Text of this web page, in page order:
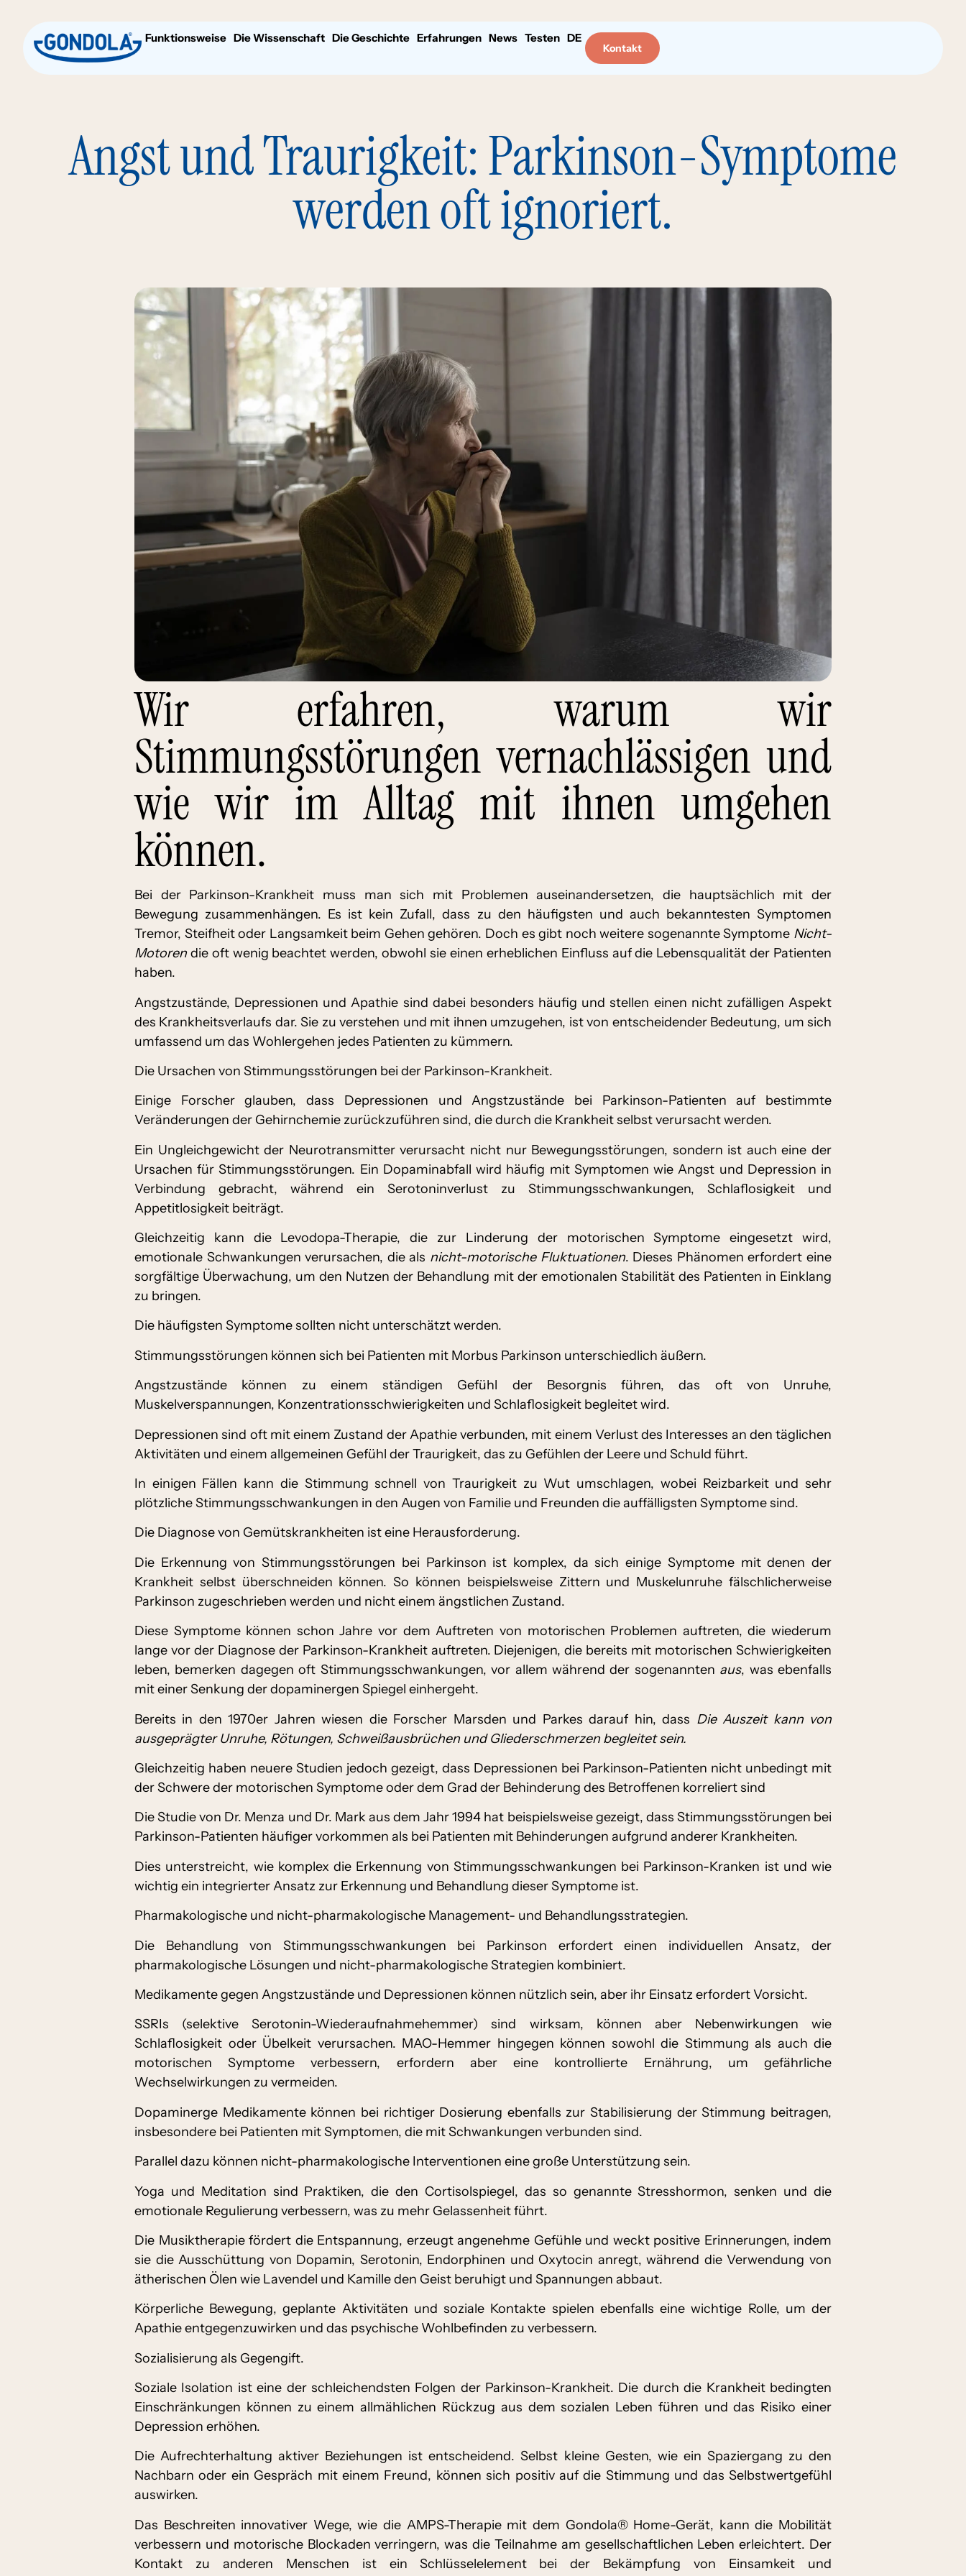
Funktionsweise Die Wissenschaft Die Geschichte Erfahrungen News Testen DE
Kontakt
Angst und Traurigkeit: Parkinson-Symptome
werden oft ignoriert.
Wir erfahren, warum wir
Stimmungsstörungen vernachlässigen und
wie wir im Alltag mit ihnen umgehen
können.
Bei der Parkinson-Krankheit muss man sich mit Problemen auseinandersetzen, die hauptsächlich mit der
Bewegung zusammenhängen. Es ist kein Zufall, dass zu den häufigsten und auch bekanntesten Symptomen
Tremor, Steifheit oder Langsamkeit beim Gehen gehören. Doch es gibt noch weitere sogenannte Symptome Nicht-
Motorendie oft wenig beachtet werden, obwohl sie einen erheblichen Einfluss auf die Lebensqualität der Patienten
haben.
Angstzustände, Depressionen und Apathie sind dabei besonders häufig und stellen einen nicht zufälligen Aspekt
des Krankheitsverlaufs dar. Sie zu verstehen und mit ihnen umzugehen, ist von entscheidender Bedeutung, um sich
umfassend um das Wohlergehen jedes Patienten zu kümmern.
Die Ursachen von Stimmungsstörungen bei der Parkinson-Krankheit.
Einige Forscher glauben, dass Depressionen und Angstzustände bei Parkinson-Patienten auf bestimmte
Veränderungen der Gehirnchemie zurückzuführen sind, die durch die Krankheit selbst verursacht werden.
Ein Ungleichgewicht der Neurotransmitter verursacht nicht nur Bewegungsstörungen, sondern ist auch eine der
Ursachen für Stimmungsstörungen. Ein Dopaminabfall wird häufig mit Symptomen wie Angst und Depression in
Verbindung gebracht, während ein Serotoninverlust zu Stimmungsschwankungen, Schlaflosigkeit und
Appetitlosigkeit beiträgt.
Gleichzeitig kann die Levodopa-Therapie, die zur Linderung der motorischen Symptome eingesetzt wird,
emotionale Schwankungen verursachen, die als nicht-motorische Fluktuationen. Dieses Phänomen erfordert eine
sorgfältige Überwachung, um den Nutzen der Behandlung mit der emotionalen Stabilität des Patienten in Einklang
zu bringen.
Die häufigsten Symptome sollten nicht unterschätzt werden.
Stimmungsstörungen können sich bei Patienten mit Morbus Parkinson unterschiedlich äußern.
Angstzustände können zu einem ständigen Gefühl der Besorgnis führen, das oft von Unruhe,
Muskelverspannungen, Konzentrationsschwierigkeiten und Schlaflosigkeit begleitet wird.
Depressionen sind oft mit einem Zustand der Apathie verbunden, mit einem Verlust des Interesses an den täglichen
Aktivitäten und einem allgemeinen Gefühl der Traurigkeit, das zu Gefühlen der Leere und Schuld führt.
In einigen Fällen kann die Stimmung schnell von Traurigkeit zu Wut umschlagen, wobei Reizbarkeit und sehr
plötzliche Stimmungsschwankungen in den Augen von Familie und Freunden die auffälligsten Symptome sind.
Die Diagnose von Gemütskrankheiten ist eine Herausforderung.
Die Erkennung von Stimmungsstörungen bei Parkinson ist komplex, da sich einige Symptome mit denen der
Krankheit selbst überschneiden können. So können beispielsweise Zittern und Muskelunruhe fälschlicherweise
Parkinson zugeschrieben werden und nicht einem ängstlichen Zustand.
Diese Symptome können schon Jahre vor dem Auftreten von motorischen Problemen auftreten, die wiederum
lange vor der Diagnose der Parkinson-Krankheit auftreten. Diejenigen, die bereits mit motorischen Schwierigkeiten
leben, bemerken dagegen oft Stimmungsschwankungen, vor allem während der sogenannten aus, was ebenfalls
mit einer Senkung der dopaminergen Spiegel einhergeht.
Bereits in den 1970er Jahren wiesen die Forscher Marsden und Parkes darauf hin, dass Die Auszeit kann von
ausgeprägter Unruhe, Rötungen, Schweißausbrüchen und Gliederschmerzen begleitet sein.
Gleichzeitig haben neuere Studien jedoch gezeigt, dass Depressionen bei Parkinson-Patienten nicht unbedingt mit
der Schwere der motorischen Symptome oder dem Grad der Behinderung des Betroffenen korreliert sind
Die Studie von Dr. Menza und Dr. Mark aus dem Jahr 1994 hat beispielsweise gezeigt, dass Stimmungsstörungen bei
Parkinson-Patienten häufiger vorkommen als bei Patienten mit Behinderungen aufgrund anderer Krankheiten.
Dies unterstreicht, wie komplex die Erkennung von Stimmungsschwankungen bei Parkinson-Kranken ist und wie
wichtig ein integrierter Ansatz zur Erkennung und Behandlung dieser Symptome ist.
Pharmakologische und nicht-pharmakologische Management- und Behandlungsstrategien.
Die Behandlung von Stimmungsschwankungen bei Parkinson erfordert einen individuellen Ansatz, der
pharmakologische Lösungen und nicht-pharmakologische Strategien kombiniert.
Medikamente gegen Angstzustände und Depressionen können nützlich sein, aber ihr Einsatz erfordert Vorsicht.
SSRIs (selektive Serotonin-Wiederaufnahmehemmer) sind wirksam, können aber Nebenwirkungen wie
Schlaflosigkeit oder Übelkeit verursachen. MAO-Hemmer hingegen können sowohl die Stimmung als auch die
motorischen Symptome verbessern, erfordern aber eine kontrollierte Ernährung, um gefährliche
Wechselwirkungen zu vermeiden.
Dopaminerge Medikamente können bei richtiger Dosierung ebenfalls zur Stabilisierung der Stimmung beitragen,
insbesondere bei Patienten mit Symptomen, die mit Schwankungen verbunden sind.
Parallel dazu können nicht-pharmakologische Interventionen eine große Unterstützung sein.
Yoga und Meditation sind Praktiken, die den Cortisolspiegel, das so genannte Stresshormon, senken und die
emotionale Regulierung verbessern, was zu mehr Gelassenheit führt.
Die Musiktherapie fördert die Entspannung, erzeugt angenehme Gefühle und weckt positive Erinnerungen, indem
sie die Ausschüttung von Dopamin, Serotonin, Endorphinen und Oxytocin anregt, während die Verwendung von
ätherischen Ölen wie Lavendel und Kamille den Geist beruhigt und Spannungen abbaut.
Körperliche Bewegung, geplante Aktivitäten und soziale Kontakte spielen ebenfalls eine wichtige Rolle, um der
Apathie entgegenzuwirken und das psychische Wohlbefinden zu verbessern.
Sozialisierung als Gegengift.
Soziale Isolation ist eine der schleichendsten Folgen der Parkinson-Krankheit. Die durch die Krankheit bedingten
Einschränkungen können zu einem allmählichen Rückzug aus dem sozialen Leben führen und das Risiko einer
Depression erhöhen.
Die Aufrechterhaltung aktiver Beziehungen ist entscheidend. Selbst kleine Gesten, wie ein Spaziergang zu den
Nachbarn oder ein Gespräch mit einem Freund, können sich positiv auf die Stimmung und das Selbstwertgefühl
auswirken.
Das Beschreiten innovativer Wege, wie die AMPS-Therapie mit dem Gondola® Home-Gerät, kann die Mobilität
verbessern und motorische Blockaden verringern, was die Teilnahme am gesellschaftlichen Leben erleichtert. Der
Kontakt zu anderen Menschen ist ein Schlüsselelement bei der Bekämpfung von Einsamkeit und